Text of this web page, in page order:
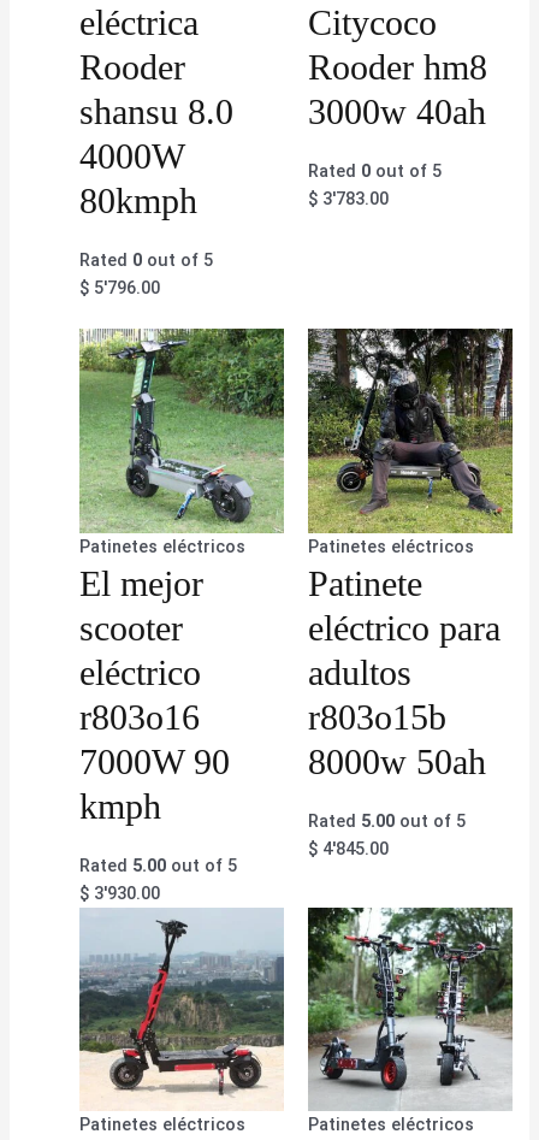
eléctrica
Rooder
shansu 8.0
4000W
80kmph
Rated 0 out of 5
$ 5'796.00
Citycoco
Rooder hm8
3000w 40ah
Rated 0out of 5
$3'783.00
Patinetes eléctricos
El mejor
scooter
eléctrico
r803o16
7000W 90
kmph
Rated 5.00 out of 5
$ 3'930.00
Patinetes eléctricos
Patinete
eléctrico para
adultos
r803o15b
8000w 50ah
Rated 5.00out of 5
$4'845.00
Patinetes eléctricos Patinetes eléctricos